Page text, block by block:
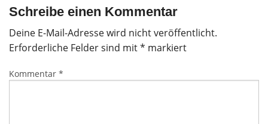
Schreibe einen Kommentar
Deine E-Mail-Adresse wird nicht veröffentlicht.
Erforderliche Felder sind mit* markiert
Kommentar *